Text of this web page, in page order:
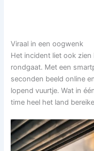
Viraal in een oogwenk
Het incident liet ook
rondgaat. Met een
seconden beeld online
lopend vuurtje. Wat in
time heel het land